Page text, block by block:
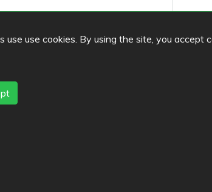
use cookies. By using the site, you accept